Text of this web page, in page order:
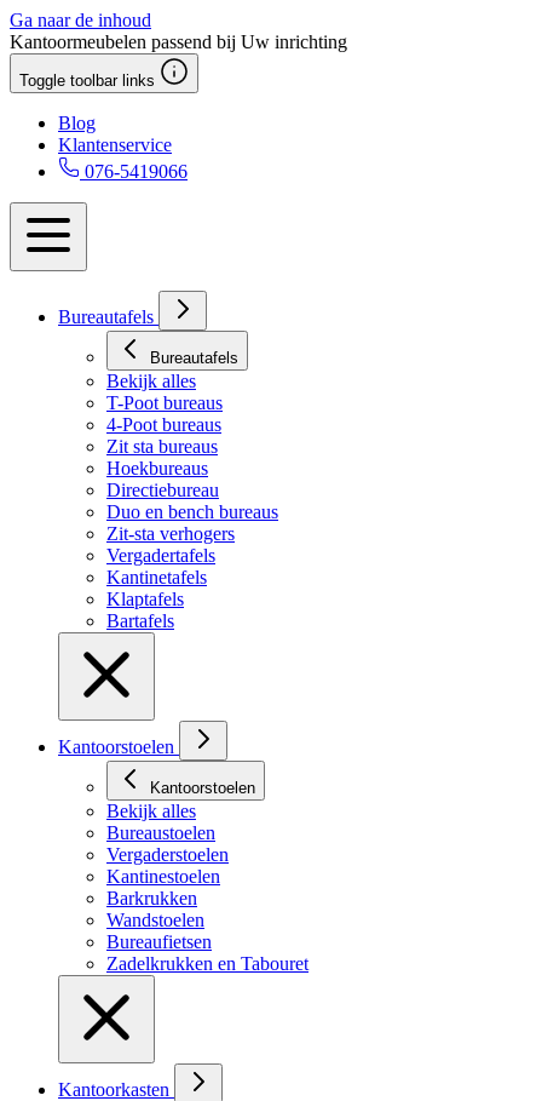
Ga naar de inhoud
Kantoormeubelen passend bij Uw inrichting
Toggle toolbar links
Blog
Klantenservice
076-5419066
Bureautafels
Bureautafels
Bekijk alles
T-Poot bureaus
4-Poot bureaus
Zit sta bureaus
Hoekbureaus
Directiebureau
Duo en bench bureaus
Zit-sta verhogers
Vergadertafels
Kantinetafels
Klaptafels
Bartafels
Kantoorstoelen
Kantoorstoelen
Bekijk alles
Bureaustoelen
Vergaderstoelen
Kantinestoelen
Barkrukken
Wandstoelen
Bureaufietsen
Zadelkrukken en Tabouret
Kantoorkasten